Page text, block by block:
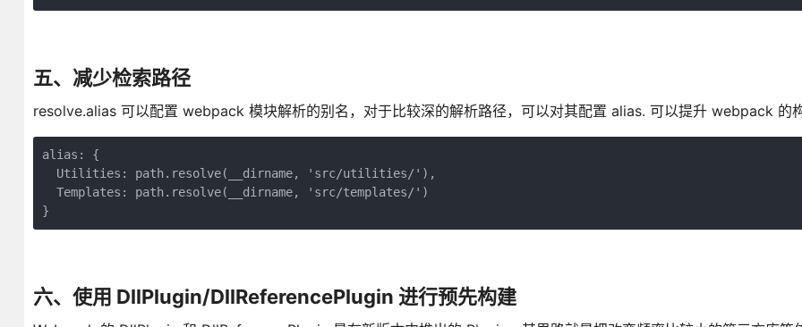
五、减少检索路径
resolve.alias 可以配置 webpack 模块解析的别名，对于比较深的解析路径，可以对其配置 alias. 可以提升 webpack 的构
alias: {
  Utilities: path.resolve(__dirname, 'src/utilities/'),
  Templates: path.resolve(__dirname, 'src/templates/')
}
六、使用 DllPlugin/DllReferencePlugin 进行预先构建